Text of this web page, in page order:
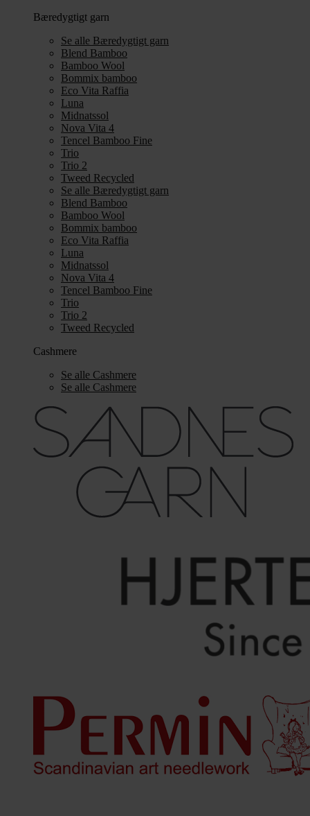
Bæredygtigt garn
Se alle Bæredygtigt garn
Blend Bamboo
Bamboo Wool
Bommix bamboo
Eco Vita Raffia
Luna
Midnatssol
Nova Vita 4
Tencel Bamboo Fine
Trio
Trio 2
Tweed Recycled
Se alle Bæredygtigt garn
Blend Bamboo
Bamboo Wool
Bommix bamboo
Eco Vita Raffia
Luna
Midnatssol
Nova Vita 4
Tencel Bamboo Fine
Trio
Trio 2
Tweed Recycled
Cashmere
Se alle Cashmere
Se alle Cashmere